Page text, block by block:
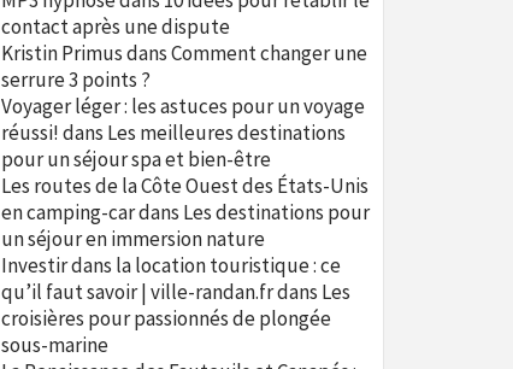
contact après une dispute
Kristin PrimusdansComment changer une
serrure 3 points ?
Voyager léger : les astuces pour un voyage
réussi!dans Les meilleures destinations
pour un séjour spa et bien-être
Les routes de la Côte Ouest des États-Unis
en camping-cardans Les destinations pour
un séjour en immersion nature
Investir dans la location touristique : ce
qu’il faut savoir | ville-randan.frdans Les
croisières pour passionnés de plongée
sous-marine